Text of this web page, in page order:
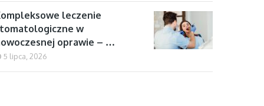
leczenie
w
oprawie – …
5 lipca, 2026